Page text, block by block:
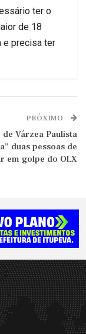
ter o
de 18
e precisa ter
PRÓXIMO
de Várzea Paulista
duas pessoas de
em golpe do OLX